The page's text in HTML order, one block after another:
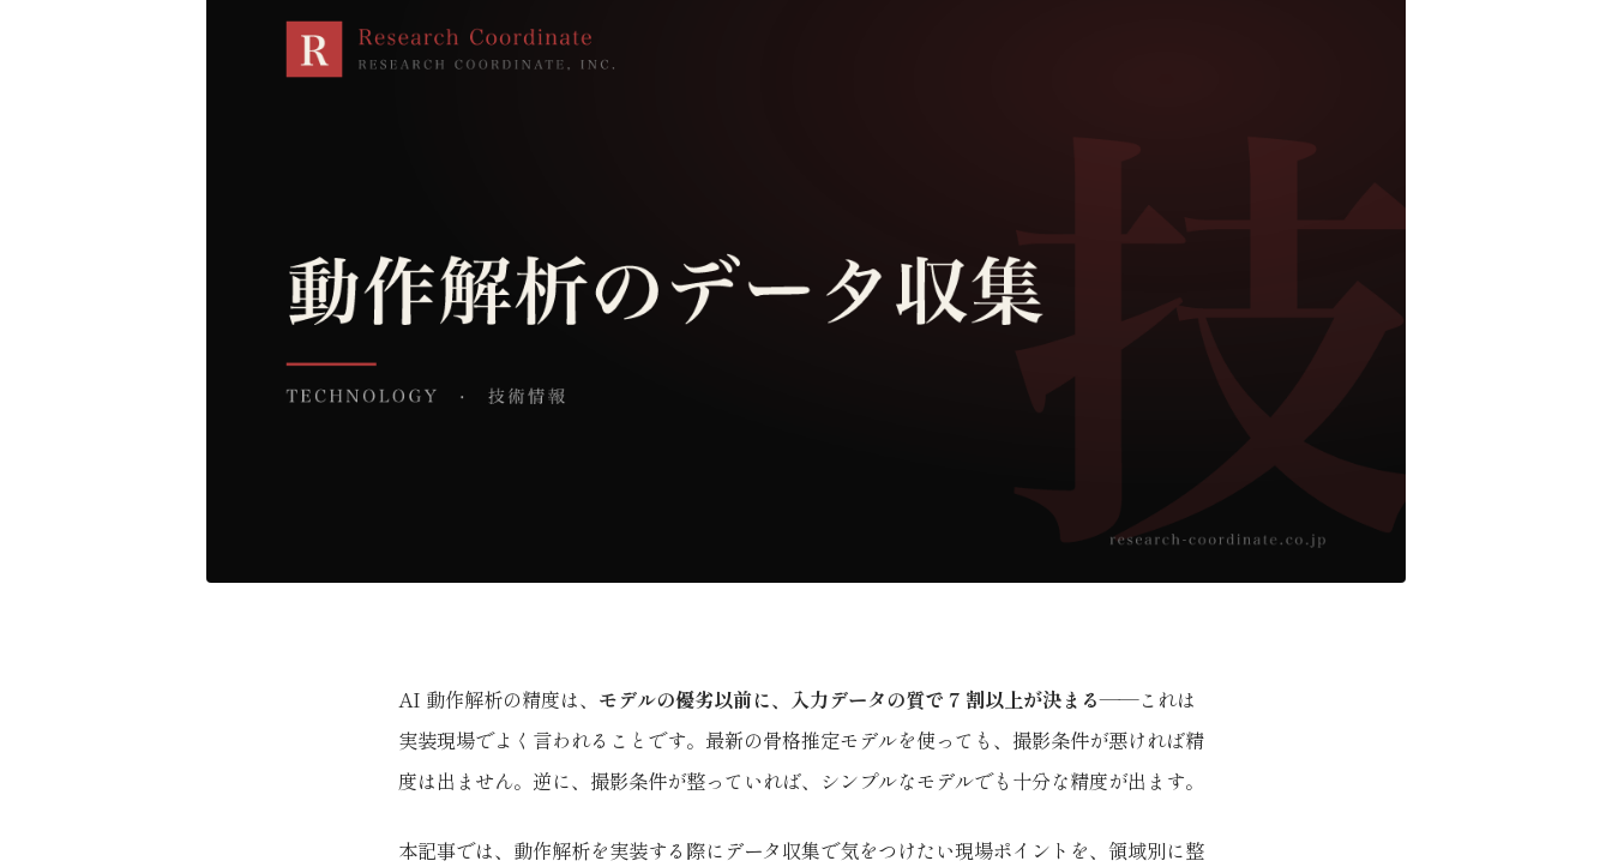
AI 動作解析の精度は、 モデルの優劣以前に、入力データの質で 7 割以上が決まる——これは
実装現場でよく言われることです。最新の骨格推定モデルを使っても、撮影条件が悪ければ精
度は出ません。逆に、撮影条件が整っていれば、シンプルなモデルでも十分な精度が出ます。
本記事では、動作解析を実装する際にデータ収集で気をつけたい現場ポイントを、領域別に整